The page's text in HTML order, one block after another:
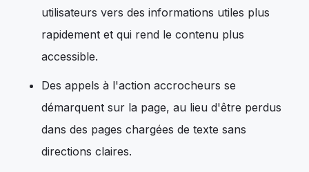
utilisateurs vers des informations utiles plus
rapidement et qui rend le contenu plus
accessible.
Des appels à l'action accrocheurs se
démarquent sur la page, au lieu d'être perdus
dans des pages chargées de texte sans
directions claires.